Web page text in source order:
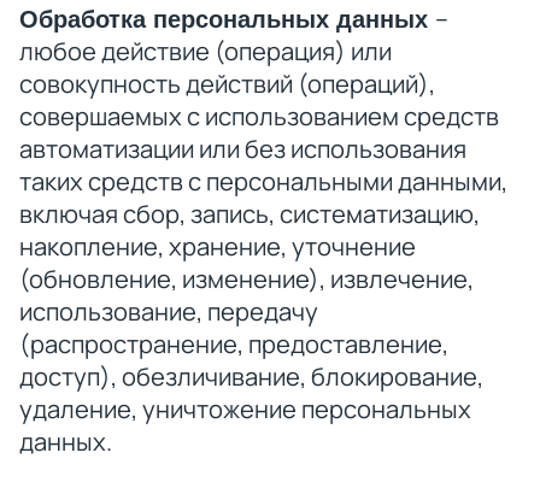
Обработка персональных данных –
любое действие (операция) или
совокупность действий (операций),
совершаемых с использованием средств
автоматизации или без использования
таких средств с персональными данными,
включая сбор, запись, систематизацию,
накопление, хранение, уточнение
(обновление, изменение), извлечение,
использование, передачу
(распространение, предоставление,
доступ), обезличивание, блокирование,
удаление, уничтожение персональных
данных.